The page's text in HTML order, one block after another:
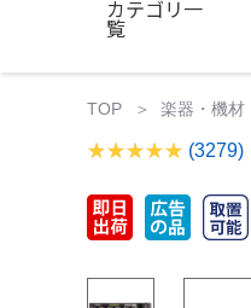
カテゴリ一
覧
TOP 楽器・機材
(3279)